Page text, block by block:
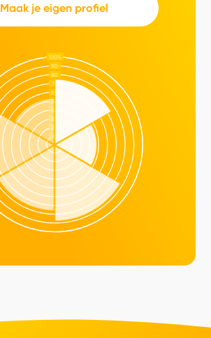
Maak je eigen profiel